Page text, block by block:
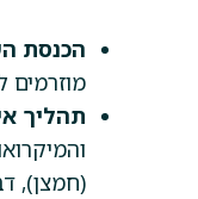
הכנסת
מוזרמים
תהליך
(חמצן),